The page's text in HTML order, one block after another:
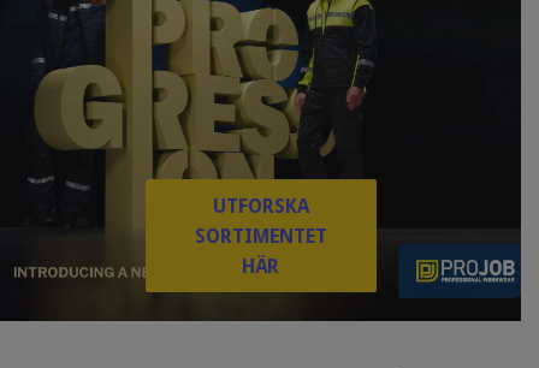
UTFORSKA
SORTIMENTET
HÄR